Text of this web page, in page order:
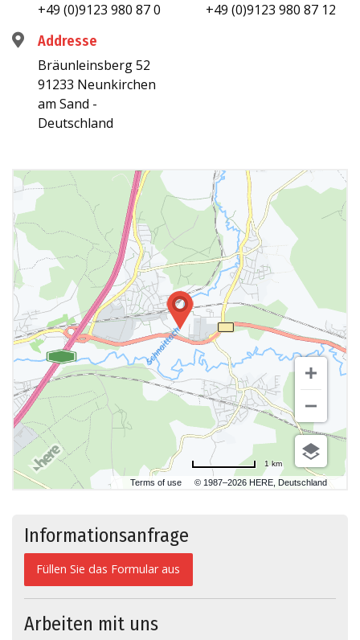
+49 (0)9123 980 87 0
+49 (0)9123 980 87 12
Addresse
Bräunleinsberg 52
91233 Neunkirchen
am Sand -
Deutschland
Terms of use © 1987–2026 HERE, Deutschland
1 km
Informationsanfrage
Füllen Sie das Formular aus
Arbeiten mit uns